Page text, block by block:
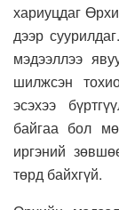
хариуцдаг
дээр
мэдээллээ
шилжсэн
эсэхээ
байгаа бол
иргэний
төрд байхгүй.